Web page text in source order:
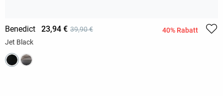
Benedict 23,94 € 39,90 €
40% Rabatt
Jet Black